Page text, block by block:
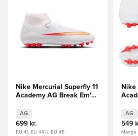
Nike Mercurial Superfly 11
Academy AG Break Em'
AG
699 kr.
EU 41, EU 44½, EU 45
Nike
AG
549